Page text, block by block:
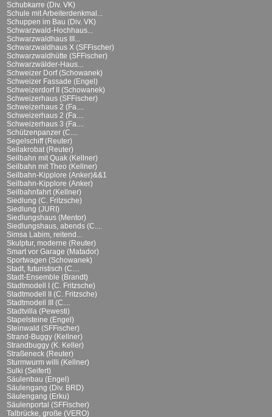
Schubkarre (Div. VK)
Schule mit Arbeiterdenkmal...
Schuppen im Bau (Div. VK)
Schwarzwald-Hochhaus...
Schwarzwaldhaus III...
Schwarzwaldhaus X (SFFischer)
Schwarzwaldhütte (SFFischer)
Schwarzwälder-Haus...
Schweizer Dorf (Schowanek)
Schweizer Fassade (Engel)
Schweizerdorf II (Schowanek)
Schweizerhaus (SFFischer)
Schweizerhaus 2 (Fa....
Schweizerhaus 2 (Fa....
Schweizerhaus 3 (Fa....
Schützenpanzer (C....
Segelschiff (Reuter)
Seilakrobat (Reuter)
Seilbahn mit Quak (Kellner)
Seilbahn mit Theo (Kellner)
Seilbahn-Kipplore (Anker)&&1
Seilbahn-Kipplore (Anker)
Seilbahnfahrt (Kellner)
Siedlung (C. Fritzsche)
Siedlung (JURI)
Siedlungshaus (Mentor)
Siedlungshaus, abends (C....
Simsa Labim, reitend...
Skulptur, moderne (Reuter)
Smart vor Garage (Matador)
Sportwagen (Schowanek)
Stadt, futuristisch (C....
Stadt-Ensemble (Brandt)
Stadtmodell I (C. Fritzsche)
Stadtmodell II (C. Fritzsche)
Stadtmodell III (C....
Stadtvilla (Pewesti)
Stapelsteine (Engel)
Steinwald (SFFischer)
Strand-Buggy (Kellner)
Strandbuggy (K. Keller)
Straßeneck (Reuter)
Sturmwurm willi (Kellner)
Sulki (Seifert)
Säulenbau (Engel)
Säulengang (Div. BRD)
Säulengang (Erku)
Säulenportal (SFFischer)
Talbrücke, große (VERO)